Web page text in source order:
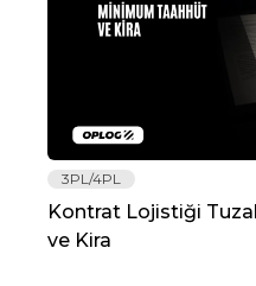
3PL/4PL
Kontrat Lojistiği
ve Kira